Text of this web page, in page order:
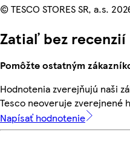
© TESCO STORES SR, a.s.
Zatiaľ bez recenzií
Pomôžte ostatným
Hodnotenia zverejňujú naši
Tesco neoveruje zverejnené
Napísať hodnotenie